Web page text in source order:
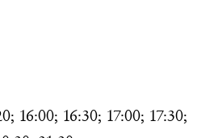
16:00; 16:30; 17:00; 17:30;